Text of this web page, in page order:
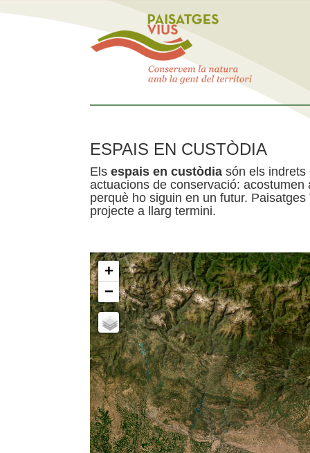
ESPAIS EN CUSTÒDIA
Els espais en custòdia són els indrets
actuacions de conservació:
perquè ho siguin en un futur.
projecte a llarg termini.
+
−